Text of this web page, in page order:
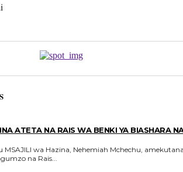
ATETA NA RAIS WA BENKI YA BIASHARA
na Rais...